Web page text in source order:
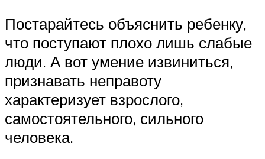
Постарайтесь объяснить ребенку,
что поступают плохо лишь слабые
люди. А вот умение извиниться,
признавать неправоту
характеризует взрослого,
самостоятельного, сильного
человека.